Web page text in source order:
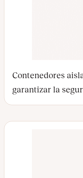
Contenedores
garantizar la